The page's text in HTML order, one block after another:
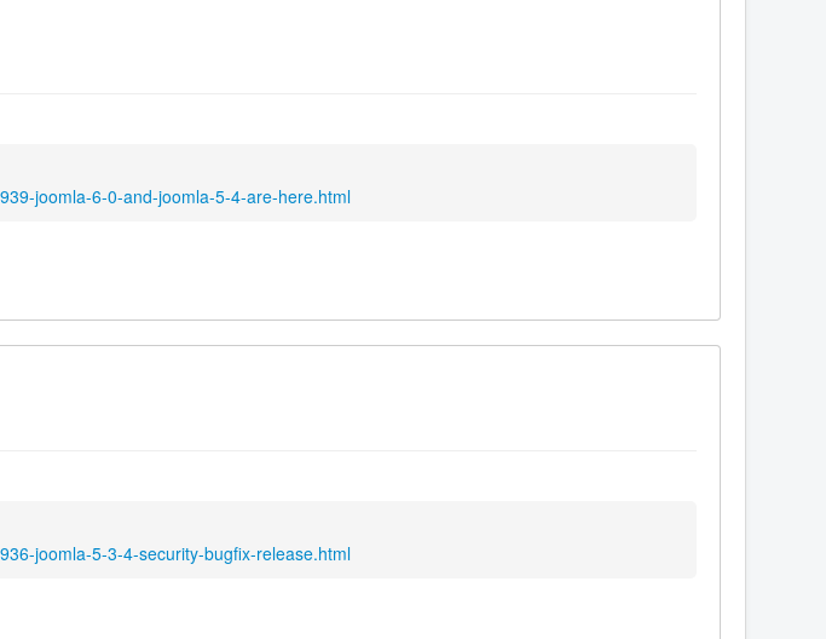
joomla-6-0-and-joomla-5-4-are-here.html
joomla-5-3-4-security-bugfix-release.html